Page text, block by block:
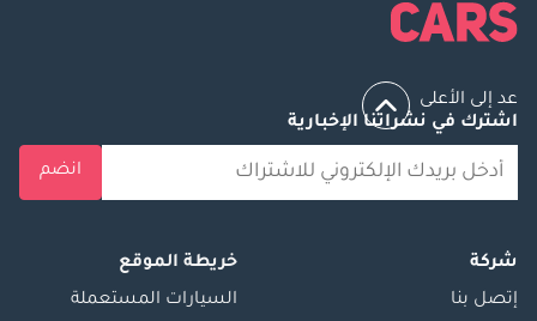
عد إلى الأعلى
اشترك في نشراتنا الإخبارية
انضم
شركة
إتصل بنا
خريطة الموقع
السيارات المستعملة